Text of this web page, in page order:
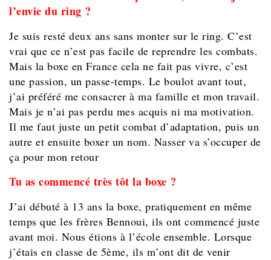
l’envie du ring ?
Je suis resté deux ans sans monter sur le ring. C’est
vrai que ce n’est pas facile de reprendre les combats.
Mais la boxe en France cela ne fait pas vivre, c’est
une passion, un passe-temps. Le boulot avant tout,
j’ai préféré me consacrer à ma famille et mon travail.
Mais je n’ai pas perdu mes acquis ni ma motivation.
Il me faut juste un petit combat d’adaptation, puis un
autre et ensuite boxer un nom. Nasser va s’occuper de
ça pour mon retour
Tu as commencé très tôt la boxe ?
J’ai débuté à 13 ans la boxe, pratiquement en même
temps que les frères Bennoui, ils ont commencé juste
avant moi. Nous étions à l’école ensemble. Lorsque
j’étais en classe de 5ème, ils m’ont dit de venir